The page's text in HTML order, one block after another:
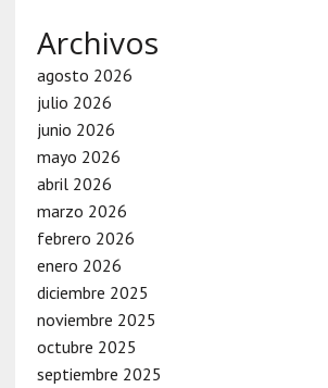
Archivos
agosto 2026
julio 2026
junio 2026
mayo 2026
abril 2026
marzo 2026
febrero 2026
enero 2026
diciembre 2025
noviembre 2025
octubre 2025
septiembre 2025